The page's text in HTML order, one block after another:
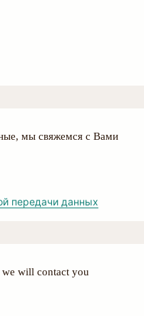
мы свяжемся с Вами
передачи данных
will contact you